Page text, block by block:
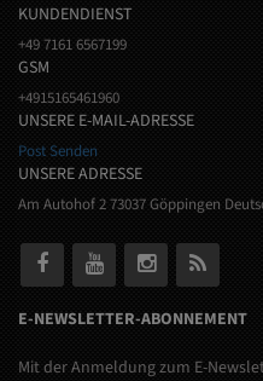
KUNDENDIENST
+49 7161 6567199
GSM
+4915165461960
UNSERE E-MAIL-ADRESSE
Post Senden
UNSERE ADRESSE
Am Autohof 2 73037 Göppingen
E-NEWSLETTER-ABONNEMENT
Mit der Anmeldung zum E-